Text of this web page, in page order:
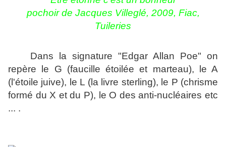
pochoir de Jacques Villeglé, 2009, Fiac,
Tuileries
Dans la signature "Edgar Allan Poe" on
repère le G (faucille étoilée et marteau), le A
(l'étoile juive), le L (la livre sterling), le P (chrisme
formé du X et du P), le O des anti-nucléaires etc
... .